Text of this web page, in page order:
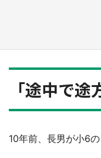
「途中で途
10年前、長男が小6の